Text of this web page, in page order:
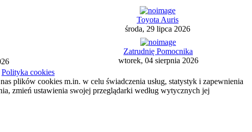
Toyota Auris
środa, 29 lipca 2026
Zatrudnię Pomocnika
wtorek, 04 sierpnia 2026
Polityka cookies
plików cookies m.in. w celu świadczenia usług, statystyk i zapewnienia
zmień ustawienia swojej przeglądarki według wytycznych jej